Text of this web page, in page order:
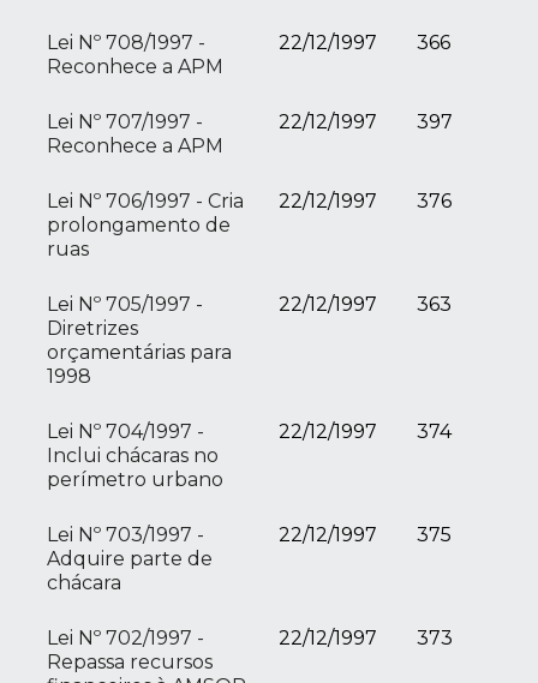
Lei Nº 708/1997 -
Reconhece a APM
22/12/1997 366
Lei Nº 707/1997 -
Reconhece a APM
22/12/1997 397
Lei Nº 706/1997 - Cria
prolongamento de
ruas
22/12/1997 376
Lei Nº 705/1997 -
Diretrizes
orçamentárias para
1998
22/12/1997 363
Lei Nº 704/1997 -
Inclui chácaras no
perímetro urbano
22/12/1997 374
Lei Nº 703/1997 -
Adquire parte de
chácara
22/12/1997 375
Lei Nº 702/1997 -
Repassa recursos
22/12/1997 373